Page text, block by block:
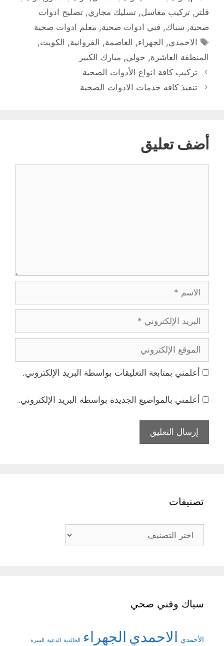
فلتر , تركيب مغاسل, تسليك مجاري, تصليح ادوات
صحية, سباك, فني ادوات صحية, معلم ادوات صحية
الوسوم
الاحمدي, الجهراء, العاصمة, الفروانية, الكويت,
المنطقة العاشرة, حولي, مبارك الكبير
تركيب كافة انواع الأدوات الصحية
تنفيذ كافه خدمات الادوات الصحية
أضف تعليق
الاسم
البريد
الإلكتروني
الموقع
الإلكتروني
أعلمني بمتابعة التعليقات بواسطة البريد الإلكتروني.
أعلمني بالمواضيع الجديدة بواسطة البريد الإلكتروني.
تصنيفات
تصنيفات
سباك وفني صحي
الأحمدي الاحمدي الجهراء الخالدية الدعية السرة